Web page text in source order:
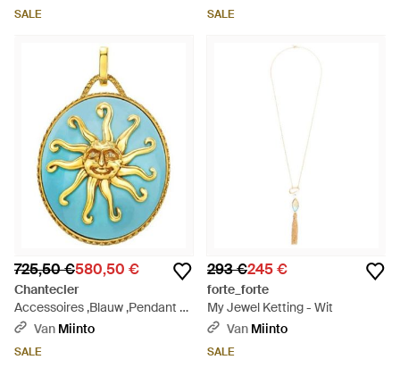
SALE SALE
725,50 €580,50 €
Chantecler
Accessoires ,Blauw ,Pendant Et
Voilà - Blauw
Van Miinto
SALE
293 €245 €
forte_forte
My Jewel Ketting - Wit
Van Miinto
SALE